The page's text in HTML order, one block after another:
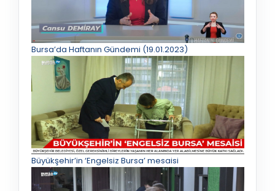
Bursa’da Haftanın Gündemi (19.01.2023)
Büyükşehir’in ‘Engelsiz Bursa’ mesaisi